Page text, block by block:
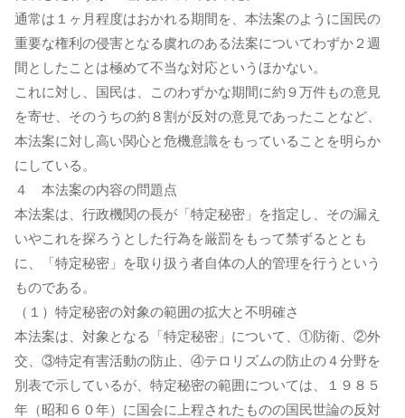
通常は１ヶ月程度はおかれる期間を、本法案のように国民の
重要な権利の侵害となる虞れのある法案についてわずか２週
間としたことは極めて不当な対応というほかない。
これに対し、国民は、このわずかな期間に約９万件もの意見
を寄せ、そのうちの約８割が反対の意見であったことなど、
本法案に対し高い関心と危機意識をもっていることを明らか
にしている。
４ 本法案の内容の問題点
本法案は、行政機関の長が「特定秘密」を指定し、その漏え
いやこれを探ろうとした行為を厳罰をもって禁ずるととも
に、「特定秘密」を取り扱う者自体の人的管理を行うという
ものである。
（１）特定秘密の対象の範囲の拡大と不明確さ
本法案は、対象となる「特定秘密」について、①防衛、②外
交、③特定有害活動の防止、④テロリズムの防止の４分野を
別表で示しているが、特定秘密の範囲については、１９８５
年（昭和６０年）に国会に上程されたものの国民世論の反対